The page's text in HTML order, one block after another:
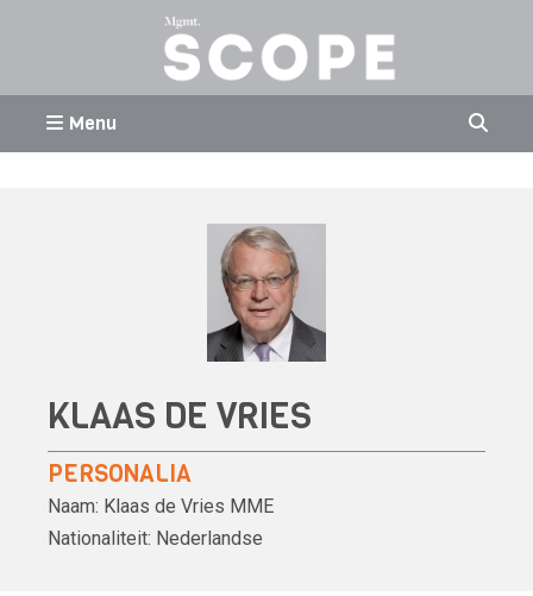
Menu
KLAAS DE VRIES
PERSONALIA
Naam: Klaas de Vries MME
Nationaliteit: Nederlandse